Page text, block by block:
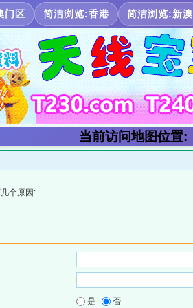
门区 简洁浏览:香港 简洁浏览:新澳
当前访问地图位置:
个原因:
是 否